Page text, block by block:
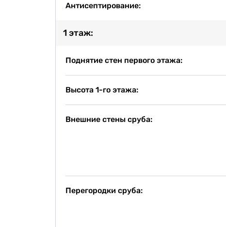
Антисептирование:
1 этаж:
Поднятие стен первого этажа:
Высота 1-го этажа:
Внешние стены сруба:
Перегородки сруба: